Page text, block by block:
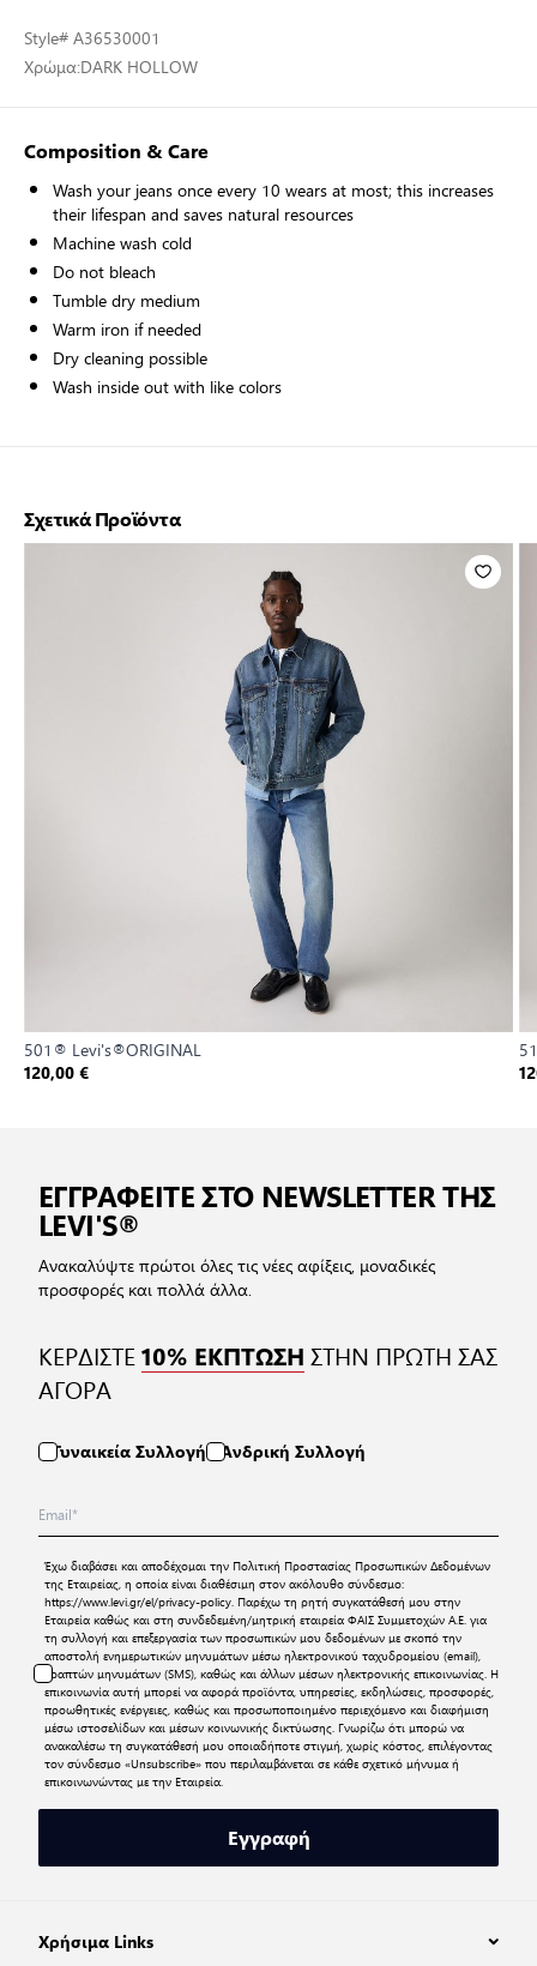
Style# A36530001
Χρώμα:DARK HOLLOW
Composition & Care
Wash your jeans once every 10 wears at most; this increases
their lifespan and saves natural resources
Machine wash cold
Do not bleach
Tumble dry medium
Warm iron if needed
Dry cleaning possible
Wash inside out with like colors
Σχετικά Προϊόντα
501® Levi's®ORIGINAL
120,00 €
ΕΓΓΡΑΦΕΙΤΕ ΣΤΟ NEWSLETTER ΤΗΣ
LEVI'S®
Ανακαλύψτε πρώτοι όλες τις νέες αφίξεις, μοναδικές
προσφορές και πολλά άλλα.
ΚΕΡΔΙΣΤΕ10% ΕΚΠΤΩΣΗ ΣΤΗΝ ΠΡΩΤΗ ΣΑΣ
ΑΓΟΡΑ
Γυναικεία Συλλογή Ανδρική Συλλογή
Έχω διαβάσει και αποδέχομαι την Πολιτική Προστασίας Προσωπικών Δεδομένων
της Εταιρείας, η οποία είναι διαθέσιμη στον ακόλουθο σύνδεσμο:
https://www.levi.gr/el/privacy-policy. Παρέχω τη ρητή συγκατάθεσή μου στην
Εταιρεία καθώς και στη συνδεδεμένη/μητρική εταιρεία ΦΑΙΣ Συμμετοχών Α.Ε. για
τη συλλογή και επεξεργασία των προσωπικών μου δεδομένων με σκοπό την
αποστολή ενημερωτικών μηνυμάτων μέσω ηλεκτρονικού ταχυδρομείου (email),
γραπτών μηνυμάτων (SMS), καθώς και άλλων μέσων ηλεκτρονικής επικοινωνίας. Η
επικοινωνία αυτή μπορεί να αφορά προϊόντα, υπηρεσίες, εκδηλώσεις, προσφορές,
προωθητικές ενέργειες, καθώς και προσωποποιημένο περιεχόμενο και διαφήμιση
μέσω ιστοσελίδων και μέσων κοινωνικής δικτύωσης. Γνωρίζω ότι μπορώ να
ανακαλέσω τη συγκατάθεσή μου οποιαδήποτε στιγμή, χωρίς κόστος, επιλέγοντας
τον σύνδεσμο «Unsubscribe» που περιλαμβάνεται σε κάθε σχετικό μήνυμα ή
επικοινωνώντας με την Εταιρεία.
Εγγραφή
Χρήσιμα Links